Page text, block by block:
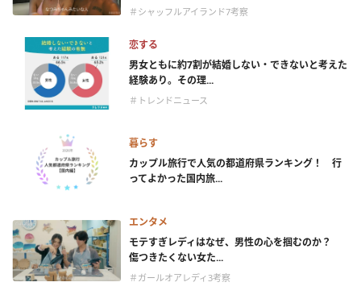
＃シャッフルアイランド7考察
恋する
男女ともに約7割が結婚しない・できないと考えた
経験あり。その理...
＃トレンドニュース
暮らす
カップル旅行で人気の都道府県ランキング！ 行
ってよかった国内旅...
エンタメ
モテすぎレディはなぜ、男性の心を掴むのか？
傷つきたくない女た...
＃ガールオアレディ3考察